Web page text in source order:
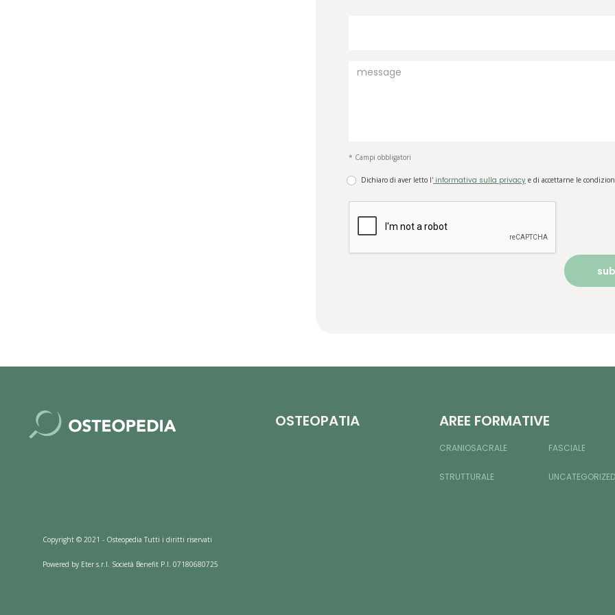
* Campi obbligatori
Dichiaro di aver letto l' informativa sulla privacy e di accettarne le
OSTEOPATIA AREE FORMATIVE
CRANIOSACRALE FASCIALE
STRUTTURALE
Copyright © 2021 - Osteopedia Tutti i diritti riservati
Powered by Eter s.r.l. Società Benefit P.I. 07180680725